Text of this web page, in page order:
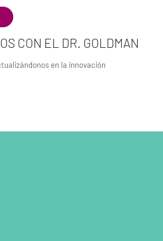
CON EL DR. GOLDMAN
en la innovación